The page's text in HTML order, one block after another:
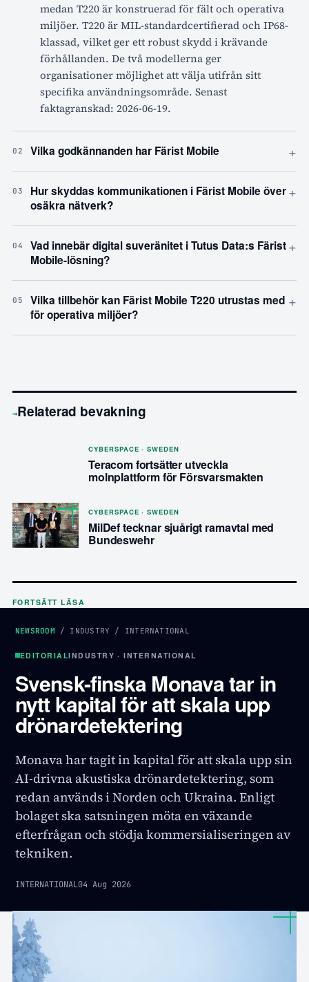
medan T220 är konstruerad för fält och operativa
miljöer. T220 är MIL-standardcertifierad och IP68-
klassad, vilket ger ett robust skydd i krävande
förhållanden. De två modellerna ger
organisationer möjlighet att välja utifrån sitt
specifika användningsområde. Senast
faktagranskad: 2026-06-19.
02 Vilka godkännanden har Färist Mobile +
03
Hur skyddas kommunikationen i Färist Mobile över
osäkra nätverk?
+
04
Vad innebär digital suveränitet i Tutus Data:s Färist
Mobile-lösning?
+
05
Vilka tillbehör kan Färist Mobile T220 utrustas med
för operativa miljöer?
+
→Relaterad bevakning
CYBERSPACE · SWEDEN
Teracom fortsätter utveckla
molnplattform för Försvarsmakten
CYBERSPACE · SWEDEN
MilDef tecknar sjuårigt ramavtal med
Bundeswehr
FORTSÄTT LÄSA
NEWSROOM / INDUSTRY / INTERNATIONAL
EDITORIALINDUSTRY · INTERNATIONAL
Svensk-finska Monava tar in
nytt kapital för att skala upp
drönardetektering
Monava har tagit in kapital för att skala upp sin
AI-drivna akustiska drönardetektering, som
redan används i Norden och Ukraina. Enligt
bolaget ska satsningen möta en växande
efterfrågan och stödja kommersialiseringen av
tekniken.
INTERNATIONAL04 Aug 2026